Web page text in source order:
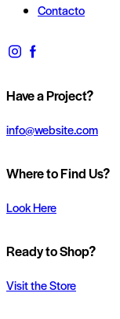
Contacto
Have a Project?
info@website.com
Where to Find Us?
Look Here
Ready to Shop?
Visit the Store